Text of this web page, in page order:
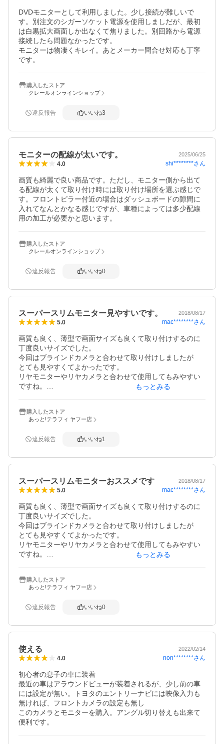
DVDモニターとして利用しました。少し接続が難しいで
す。別注文のシガーソケット電源を使用しましだが、最初
は白黒拡大画面しか出なくて焦りました。別回路から電源
接続したら問題なかったです。
モニターは物凄くキレイ。あとメーカー問合せ対応も丁寧
です。
購入したストア
クレールオンラインショップ
違反報告 いいね3
モニターの配線が太いです。 2025/06/25
4.0 shi********さん
画質も綺麗で良い商品です。ただし、モニター側から出て
る配線が太くて取り付け時には取り付け場所を選ぶ感じで
す。フロントピラー付近の場合はダッシュボードの隙間に
入れてなんとかなる感じですが、車種によっては多少配線
用の加工が必要かと思います。
購入したストア
クレールオンラインショップ
違反報告 いいね0
スーパースリムモニター見やすいです。 2018/08/17
5.0 mac********さん
画質も良く、薄型で画面サイズも良くて取り付けするのに
丁度良いサイズでした。
今回はブラインドカメラと合わせて取り付けしましたが
とても見やすくてよかったです。
リヤモニターやリヤカメラと合わせて使用してもみやすい
ですね。
もっとみる
購入したストア
あっと!テラフィ ヤフー店
違反報告 いいね1
スーパースリムモニターおススメです 2018/08/17
5.0 mac********さん
画質も良く、薄型で画面サイズも良くて取り付けするのに
丁度良いサイズでした。
今回はブラインドカメラと合わせて取り付けしましたが
とても見やすくてよかったです。
リヤモニターやリヤカメラと合わせて使用してもみやすい
ですね。
もっとみる
購入したストア
あっと!テラフィ ヤフー店
違反報告 いいね0
使える 2022/02/14
4.0 non********さん
初心者の息子の車に装着
最近の車はアラウンドビューが装着されるが、少し前の車
には設定が無い。トヨタのエントリーナビには映像入力も
無ければ、フロントカメラの設定も無し
このカメラとモニターを購入。アングル切り替えも出来て
便利です。